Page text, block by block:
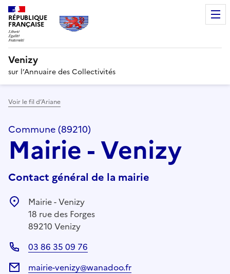
RÉPUBLIQUE
FRANÇAISE
Venizy
sur l’Annuaire des Collectivités
Voir le fil d’Ariane
Commune (89210)
Mairie - Venizy
Contact général de la mairie
Mairie - Venizy
18 rue des Forges
89210 Venizy
03 86 35 09 76
mairie-venizy@wanadoo.fr